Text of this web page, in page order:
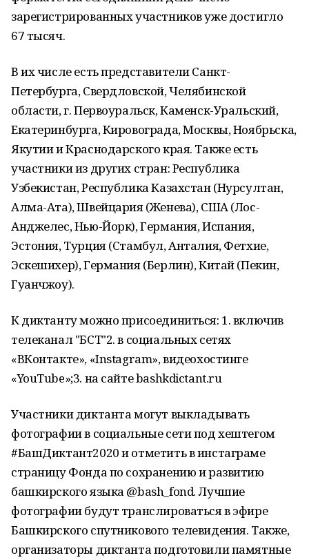
зарегистрированных участников уже достигло
67 тысяч.
В их числе есть представители Санкт-
Петербурга, Свердловской, Челябинской
области, г. Первоуральск, Каменск-Уральский,
Екатеринбурга, Кировограда, Москвы, Ноябрьска,
Якутии и Краснодарского края. Также есть
участники из других стран: Республика
Узбекистан, Республика Казахстан (Нурсултан,
Алма-Ата), Швейцария (Женева), США (Лос-
Анджелес, Нью-Йорк), Германия, Испания,
Эстония, Турция (Стамбул, Анталия, Фетхие,
Эскешихер), Германия (Берлин), Китай (Пекин,
Гуанчжоу).
К диктанту можно присоединиться: 1. включив
телеканал "БСТ"2. в социальных сетях
«ВКонтакте», «Instagram», видеохостинге
«YouTube»;3. на сайте bashkdictant.ru
Участники диктанта могут выкладывать
фотографии в социальные сети под хештегом
#БашДиктант2020 и отметить в инстаграме
страницу Фонда по сохранению и развитию
башкирского языка @bash_fond. Лучшие
фотографии будут транслироваться в эфире
Башкирского спутникового телевидения. Также,
организаторы диктанта подготовили памятные